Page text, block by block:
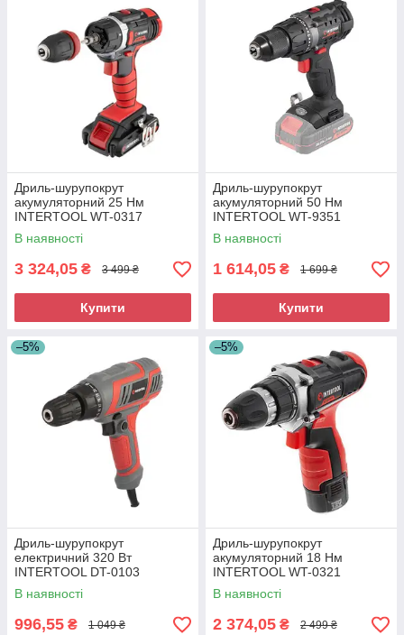
Дриль-шурупокрут
акумуляторний 25 Нм
INTERTOOL WT-0317
В наявності
3 324,05 ₴ 3 499 ₴
Купити
Дриль-шурупокрут
акумуляторний 50 Нм
INTERTOOL WT-9351
В наявності
1 614,05 ₴ 1 699 ₴
Купити
–5%
Дриль-шурупокрут
електричний 320 Вт
INTERTOOL DT-0103
В наявності
996,55 ₴ 1 049 ₴
–5%
Дриль-шурупокрут
акумуляторний 18 Нм
INTERTOOL WT-0321
В наявності
2 374,05 ₴ 2 499 ₴